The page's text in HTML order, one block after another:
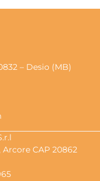
– Desio (MB)
Arcore CAP 20862